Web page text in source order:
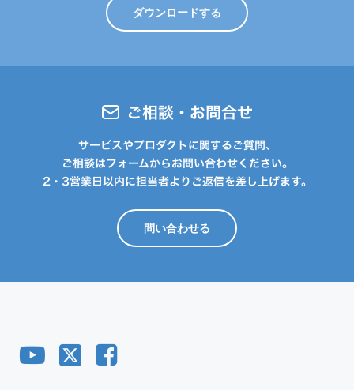
ダウンロードする
ご相談・お問合せ
サービスやプロダクトに関するご質問、
ご相談はフォームからお問い合わせください。
2・3営業日以内に担当者よりご返信を差し上げます。
問い合わせる